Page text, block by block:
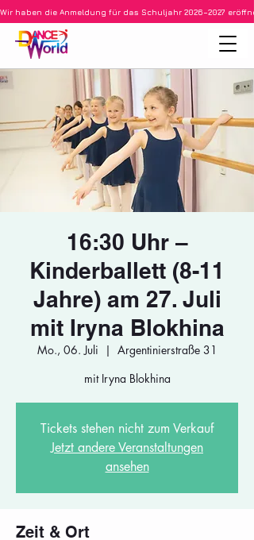
Wir haben die Anmeldung für das Schuljahr 2026–2027
16:30 Uhr –
Kinderballett (8-11
Jahre) am 27. Juli
mit Iryna Blokhina
Mo., 06. Juli
  |
Argentinierstraße 31
mit Iryna Blokhina
Tickets stehen nicht zum Verkauf
Jetzt andere Veranstaltungen
ansehen
Zeit & Ort